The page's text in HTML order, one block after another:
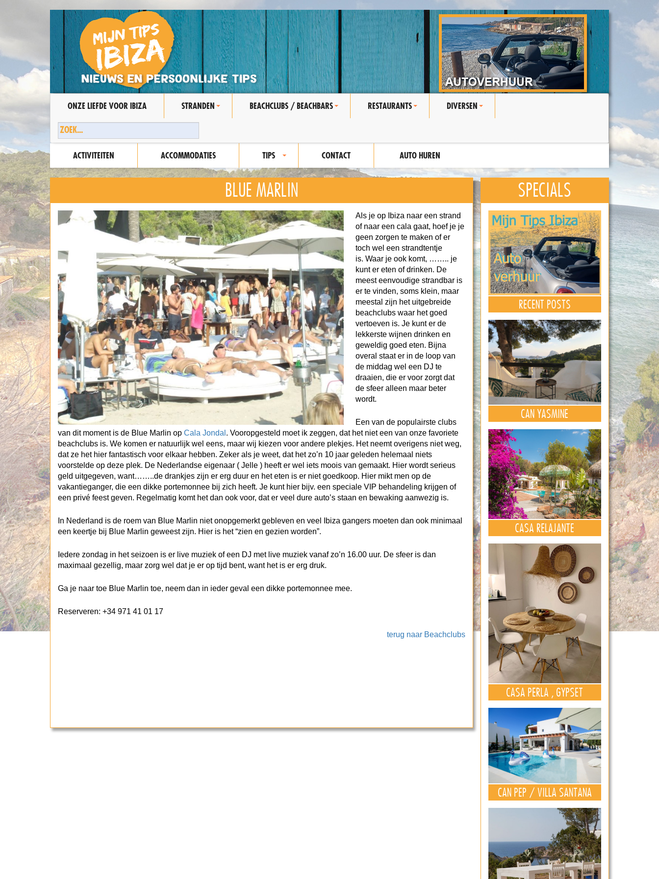
ONZE LIEFDE VOOR IBIZA STRANDEN BEACHCLUBS / BEACHBARS RESTAURANTS DIVERSEN
ACTIVITEITEN ACCOMMODATIES TIPS CONTACT AUTO HUREN
BLUE MARLIN
Als je op Ibiza naar een strand
of naar een cala gaat, hoef je je
geen zorgen te maken of er
toch wel een strandtentje
is. Waar je ook komt, …….. je
kunt er eten of drinken. De
meest eenvoudige strandbar is
er te vinden, soms klein, maar
meestal zijn het uitgebreide
beachclubs waar het goed
vertoeven is. Je kunt er de
lekkerste wijnen drinken en
geweldig goed eten. Bijna
overal staat er in de loop van
de middag wel een DJ te
draaien, die er voor zorgt dat
de sfeer alleen maar beter
wordt.
Een van de populairste clubs
van dit moment is de Blue Marlin op Cala Jondal . Vooropgesteld moet ik zeggen, dat het niet een van onze favoriete
beachclubs is. We komen er natuurlijk wel eens, maar wij kiezen voor andere plekjes. Het neemt overigens niet weg,
dat ze het hier fantastisch voor elkaar hebben. Zeker als je weet, dat het zo’n 10 jaar geleden helemaal niets
voorstelde op deze plek. De Nederlandse eigenaar ( Jelle ) heeft er wel iets moois van gemaakt. Hier wordt serieus
geld uitgegeven, want……..de drankjes zijn er erg duur en het eten is er niet goedkoop. Hier mikt men op de
vakantieganger, die een dikke portemonnee bij zich heeft. Je kunt hier bijv. een speciale VIP behandeling krijgen of
een privé feest geven. Regelmatig komt het dan ook voor, dat er veel dure auto’s staan en bewaking aanwezig is.
In Nederland is de roem van Blue Marlin niet onopgemerkt gebleven en veel Ibiza gangers moeten dan ook minimaal
een keertje bij Blue Marlin geweest zijn. Hier is het “zien en gezien worden”.
Iedere zondag in het seizoen is er live muziek of een DJ met live muziek vanaf zo’n 16.00 uur. De sfeer is dan
maximaal gezellig, maar zorg wel dat je er op tijd bent, want het is er erg druk.
Ga je naar toe Blue Marlin toe, neem dan in ieder geval een dikke portemonnee mee.
Reserveren: +34 971 41 01 17
terug naar Beachclubs
SPECIALS
RECENT POSTS
CAN YASMINE
CASA RELAJANTE
CASA PERLA , GYPSET
CAN PEP / VILLA SANTANA